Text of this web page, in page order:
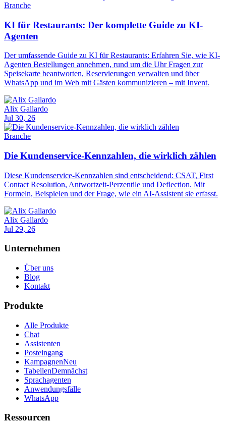
Branche
KI für Restaurants: Der komplette Guide zu KI-
Agenten
Der umfassende Guide zu KI für Restaurants: Erfahren Sie, wie KI-
Agenten Bestellungen annehmen, rund um die Uhr Fragen zur
Speisekarte beantworten, Reservierungen verwalten und über
WhatsApp und im Web mit Gästen kommunizieren – mit Invent.
Alix Gallardo
Jul 30, 26
Branche
Die Kundenservice-Kennzahlen, die wirklich zählen
Diese Kundenservice-Kennzahlen sind entscheidend: CSAT, First
Contact Resolution, Antwortzeit-Perzentile und Deflection. Mit
Formeln, Beispielen und der Frage, wie ein AI-Assistent sie erfasst.
Alix Gallardo
Jul 29, 26
Unternehmen
Über uns
Blog
Kontakt
Produkte
Alle Produkte
Chat
Assistenten
Posteingang
KampagnenNeu
TabellenDemnächst
Sprachagenten
Anwendungsfälle
WhatsApp
Ressourcen